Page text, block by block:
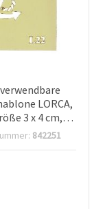
LORCA,
3 x 4 cm,
L22842251